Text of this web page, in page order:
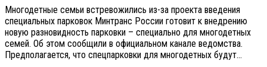
Многодетные семьи встревожились из-за проекта введения
специальных парковок Минтранс России готовит к внедрению
новую разновидность парковки – специально для многодетных
семей. Об этом сообщили в официальном канале ведомства.
Предполагается, что спецпарковки для многодетных будут...